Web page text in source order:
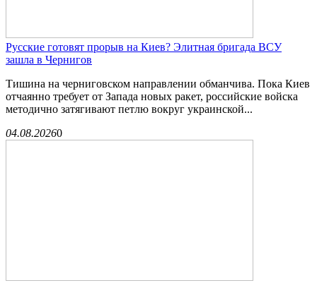
Русские готовят прорыв на Киев? Элитная бригада ВСУ
зашла в Чернигов
Тишина на черниговском направлении обманчива. Пока Киев
отчаянно требует от Запада новых ракет, российские войска
методично затягивают петлю вокруг украинской...
04.08.20260